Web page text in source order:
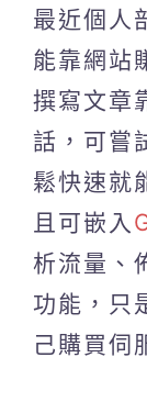
最近個人
能靠網站
撰寫文章
話，可嘗
鬆快速就
且可嵌入
析流量、
功能，只
己購買伺